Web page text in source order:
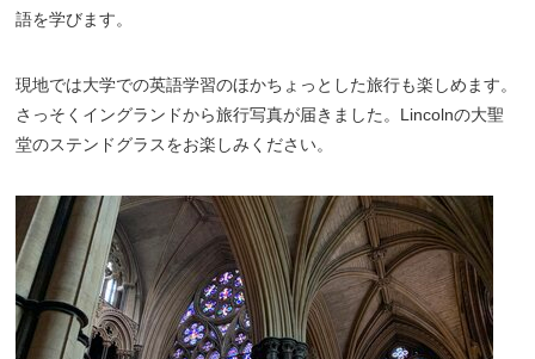
語を学びます。
現地では大学での英語学習のほかちょっとした旅行も楽しめます。
さっそくイングランドから旅行写真が届きました。Lincolnの大聖
堂のステンドグラスをお楽しみください。